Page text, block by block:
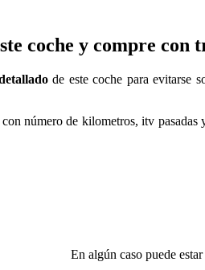
coche y compre con
de este coche para evitarse
número de kilometros, itv pasadas
En algún caso puede